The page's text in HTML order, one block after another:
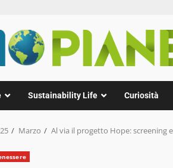
Sustainability Life Curiosità
Marzo Al via il progetto Hope: screening